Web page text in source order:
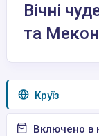
Вічні
та
Круїз
Включено в